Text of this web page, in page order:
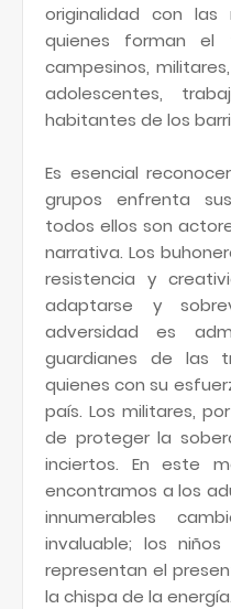
originalidad con las
quienes forman el
campesinos,
adolescentes,
habitantes de los
Es esencial
grupos enfrenta
todos ellos son
narrativa. Los
resistencia y
adaptarse y
adversidad es
guardianes de las
quienes con su
país. Los militares,
de proteger la
inciertos. En este
encontramos a los
innumerables
invaluable; los
representan el
la chispa de la energía.